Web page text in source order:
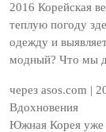
2016 Корейская
теплую погоду
одежду и
модный? Что мы
через asos.com |
Вдохновения
Южная Корея уже